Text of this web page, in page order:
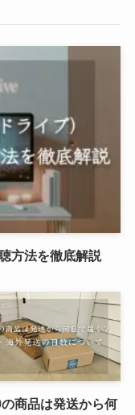
方法を徹底解説
商品は発送から何